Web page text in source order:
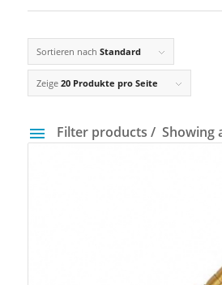
Sortieren nach Standard
Zeige 20 Produkte pro Seite
Filter products Showing